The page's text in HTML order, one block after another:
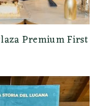
Premium First